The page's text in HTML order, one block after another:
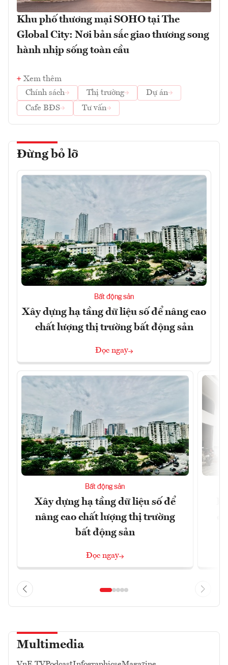
Khu phố thương mại SOHO tại The
Global City: Nơi bản sắc giao thương song
hành nhịp sống toàn cầu
Xem thêm
Chính sách
Thị trường
Dự án
Cafe BĐS
Tư vấn
Đừng bỏ lỡ
Bất động sản
Xây dựng hạ tầng dữ liệu số để nâng cao
chất lượng thị trường bất động sản
Đọc ngay
Bất động sản
Xây dựng hạ tầng dữ liệu số để
nâng cao chất lượng thị trường
bất động sản
Đọc ngay
Multimedia